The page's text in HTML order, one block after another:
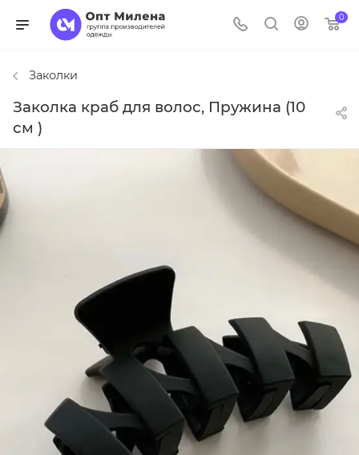
0
Заколки
Заколка краб для волос, Пружина (10
см )